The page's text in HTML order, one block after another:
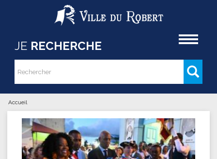
Aller au contenu principal
JE RECHERCHE
Formulaire de recherche
Rechercher
Vous êtes ici
Accueil